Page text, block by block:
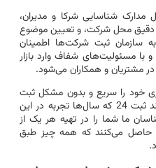
مدارک شناسایی شرکا و مدیران،
محل شرکت، و تعیین موضوع
سازمان ثبت شرکت‌ها اطمینان
مسئولیت‌های شفاف وارد بازار
مشتریان و همکاران می‌شود.
خود را سریع و بدون مشکل ثبت
کنید، همکاری با تیم متخصصی مانند ثبت 24 که سال‌ها تجربه در این
ما شما را در تهیه هر یک از
حاصل می‌کنند که همه چیز طبق